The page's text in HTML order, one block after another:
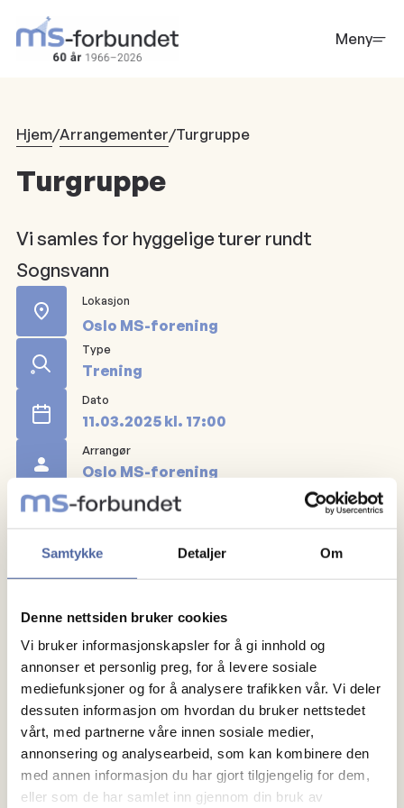
Samtykke Detaljer Om
Denne nettsiden bruker cookies
Vi bruker informasjonskapsler for å gi innhold og
annonser et personlig preg, for å levere sosiale
mediefunksjoner og for å analysere trafikken vår. Vi deler
dessuten informasjon om hvordan du bruker nettstedet
vårt, med partnerne våre innen sosiale medier,
annonsering og analysearbeid, som kan kombinere den
med annen informasjon du har gjort tilgjengelig for dem,
eller som de har samlet inn gjennom din bruk av
hovedinnhold
Meny
Hjem/Arrangementer/Turgruppe
Turgruppe
Vi samles for hyggelige turer rundt
Sognsvann
Lokasjon
Oslo MS-forening
Type
Trening
Dato
11.03.2025 kl. 17:00
Arrangør
Oslo MS-forening
Oppmøte ved bommen på Sognsvann.
Husk at funksjonsnivå er ingen hindring for å være
sekken er bra for humøret og det sosiale. Velkommen
til trivelige turer!